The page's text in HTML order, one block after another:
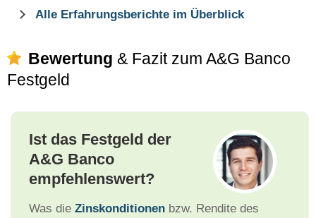
Alle Erfahrungsberichte im Überblick
Bewertung & Fazit zum A&G Banco
Festgeld
Ist das Festgeld der
A&G Banco
empfehlenswert?
Was die Zinskonditionen bzw. Rendite des